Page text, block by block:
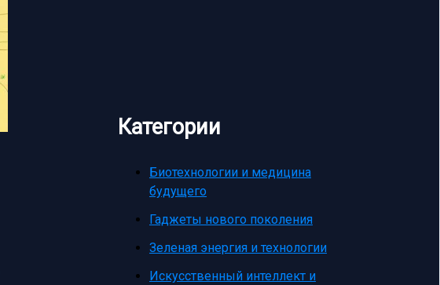
Категории
Биотехнологии и медицина
будущего
Гаджеты нового поколения
Зеленая энергия и технологии
Искусственный интеллект и